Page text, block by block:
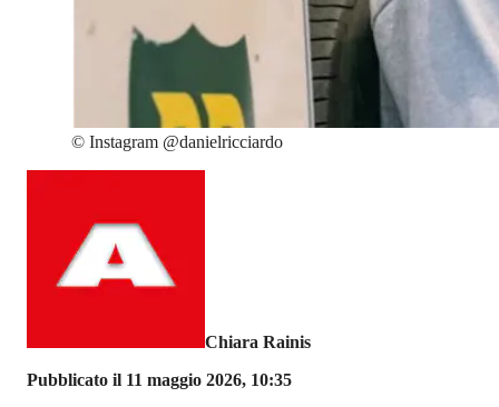
© Instagram @danielricciardo
Chiara Rainis
Pubblicato il 11 maggio 2026, 10:35